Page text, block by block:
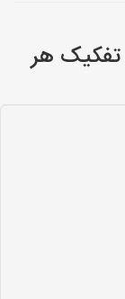
تفکیک هر